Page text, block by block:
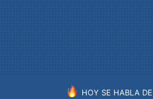
HOY SE HABLA DE